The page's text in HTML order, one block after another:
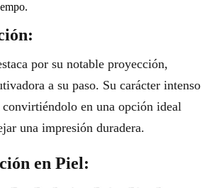
por su notable proyección,
a su paso. Su carácter intenso
en una opción ideal
una impresión duradera.
en Piel: